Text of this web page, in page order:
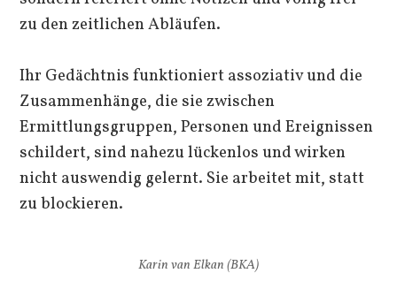
zu den zeitlichen Abläufen.
Ihr Gedächtnis funktioniert assoziativ und die
Zusammenhänge, die sie zwischen
Ermittlungsgruppen, Personen und Ereignissen
schildert, sind nahezu lückenlos und wirken
nicht auswendig gelernt. Sie arbeitet mit, statt
zu blockieren.
Karin van Elkan (BKA)